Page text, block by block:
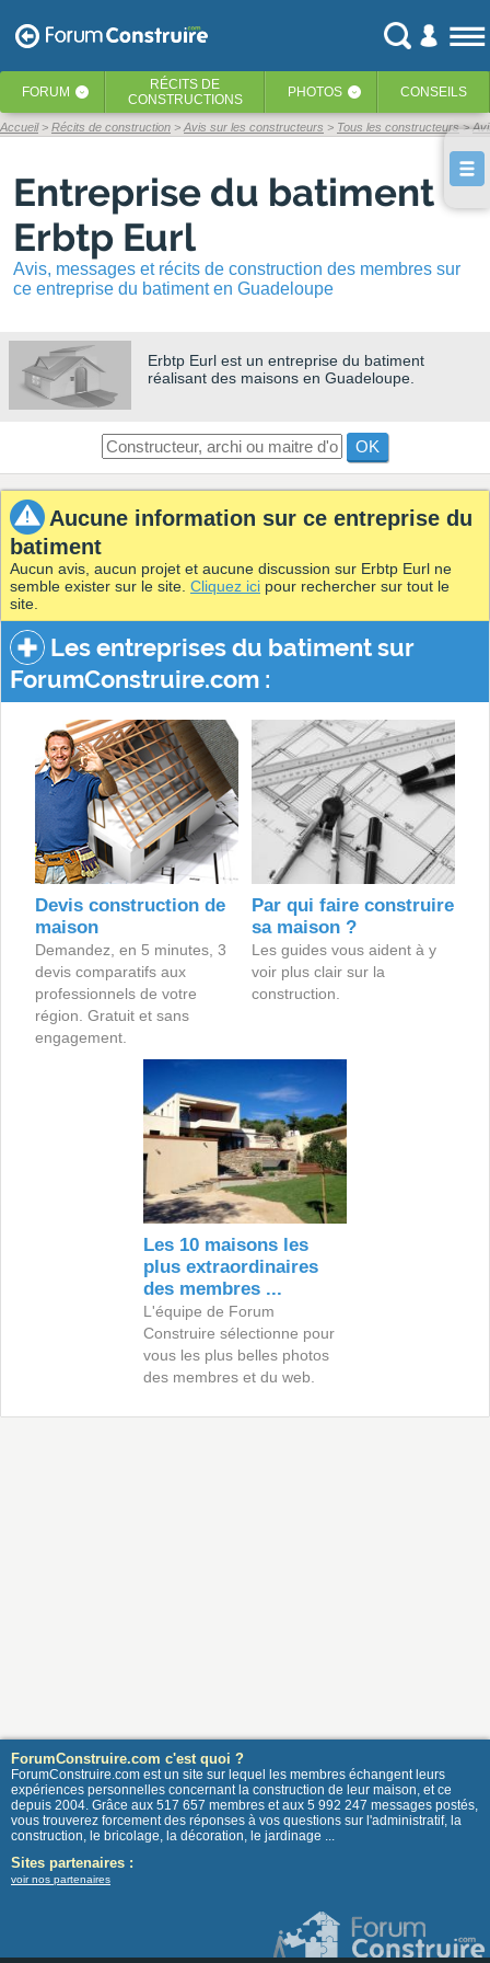
FORUM ‹ RÉCITS DE
CONSTRUCTIONS
PHOTOS ‹ CONSEILS
Accueil Récits de construction Avis sur les constructeurs Tous les constructeurs
Entreprise du batiment
Erbtp Eurl
Avis, messages et récits de construction des membres sur
ce entreprise du batiment en Guadeloupe
Erbtp Eurl est un entreprise du batiment
réalisant des maisons en Guadeloupe.
OK
Aucune information sur ce entreprise du
batiment
Aucun avis, aucun projet et aucune discussion sur Erbtp Eurl ne
semble exister sur le site. Cliquez ici pour rechercher sur tout le
site.
Les entreprises du batiment sur
ForumConstruire.com :
Devis construction de
maison
Demandez, en 5 minutes, 3
devis comparatifs aux
professionnels de votre
région. Gratuit et sans
engagement.
Par qui faire construire
sa maison ?
Les guides vous aident à y
voir plus clair sur la
construction.
Les 10 maisons les
plus extraordinaires
des membres ...
L'équipe de Forum
Construire sélectionne pour
vous les plus belles photos
des membres et du web.
ForumConstruire.com c'est quoi ?
ForumConstruire.com est un site sur lequel les membres échangent leurs
expériences personnelles concernant la construction de leur maison, et ce
depuis 2004. Grâce aux 517 657 membres et aux 5 992 247 messages postés,
vous trouverez forcement des réponses à vos questions sur l'administratif, la
construction, le bricolage, la décoration, le jardinage ...
Sites partenaires :
voir nos partenaires